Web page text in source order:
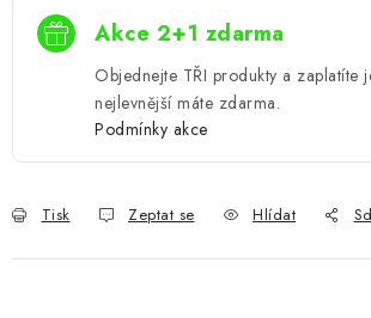
Akce 2+1 zdarma
Objednejte TŘI produkty a zaplatíte
nejlevnější máte zdarma.
Podmínky akce
Tisk Zeptat se Hlídat